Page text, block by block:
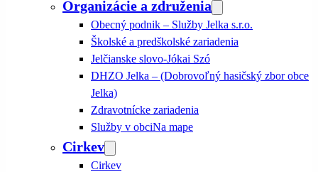
Organizácie a združenia
Obecný podnik – Služby Jelka s.r.o.
Školské a predškolské zariadenia
Jelčianske slovo-Jókai Szó
DHZO Jelka – (Dobrovoľný hasičský zbor obce
Jelka)
Zdravotnícke zariadenia
Služby v obciNa mape
Cirkev
Cirkev